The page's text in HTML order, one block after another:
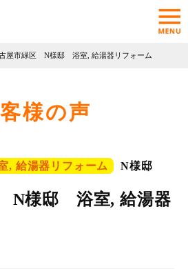
屋市緑区 N様邸 浴室, 給湯器リフォーム
様の声
, 給湯器リフォーム N様邸
N様邸 浴室, 給湯器